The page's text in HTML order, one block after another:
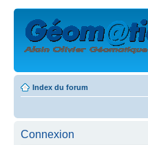
Index du forum
Connexion